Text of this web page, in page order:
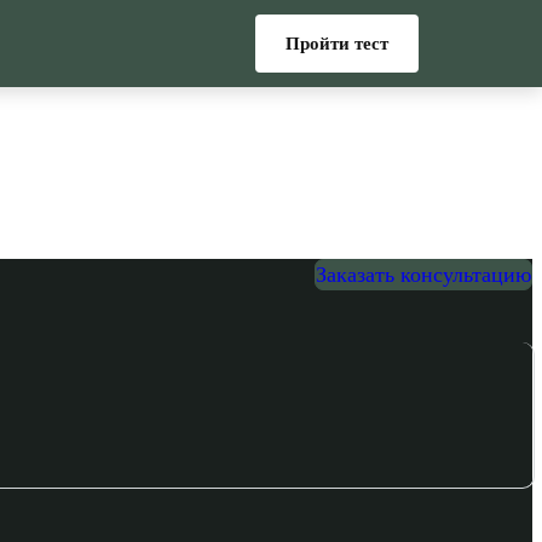
Заказать консультацию
Пройти тест